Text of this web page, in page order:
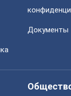
Документы